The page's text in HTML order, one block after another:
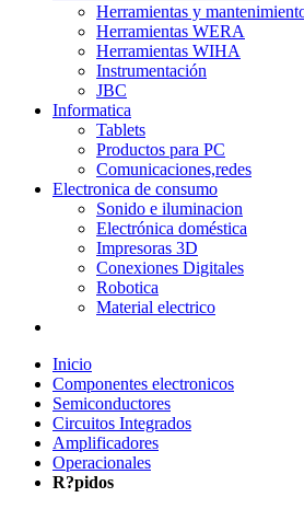
Herramientas y
Herramientas WERA
Herramientas WIHA
Instrumentación
JBC
Informatica
Tablets
Productos para PC
Comunicaciones,redes
Electronica de consumo
Sonido e iluminacion
Electrónica doméstica
Impresoras 3D
Conexiones Digitales
Robotica
Material electrico
Inicio
Componentes electronicos
Semiconductores
Circuitos Integrados
Amplificadores
Operacionales
R?pidos